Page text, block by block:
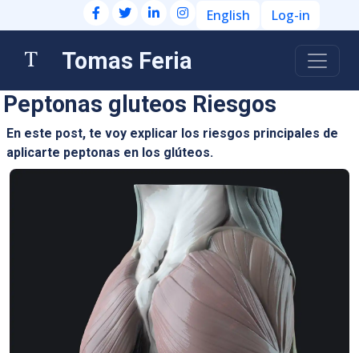
English Log-in
Tomas Feria
Peptonas gluteos Riesgos
En este post, te voy explicar los riesgos principales de
aplicarte peptonas en los glúteos.